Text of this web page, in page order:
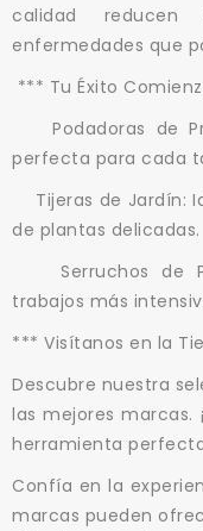
calidad
enfermedades que
*** Tu Éxito
Podadoras de
perfecta para cada
Tijeras de Jardín:
de plantas delicadas.
Serruchos de
trabajos más
*** Visítanos en la
Descubre nuestra
las mejores marcas.
herramienta
Confía en la
marcas pueden